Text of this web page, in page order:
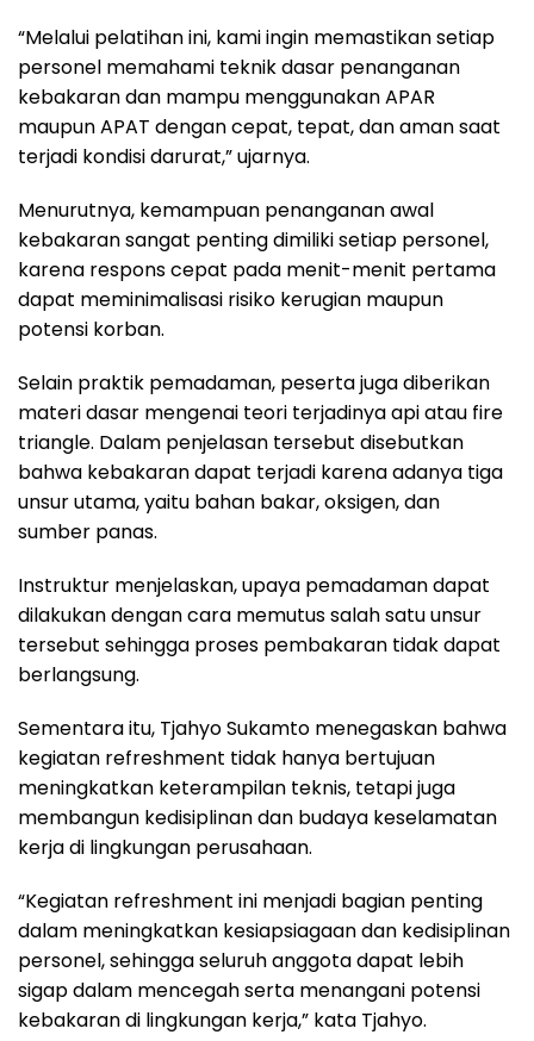
“Melalui pelatihan ini, kami ingin memastikan setiap
personel memahami teknik dasar penanganan
kebakaran dan mampu menggunakan APAR
maupun APAT dengan cepat, tepat, dan aman saat
terjadi kondisi darurat,” ujarnya.
Menurutnya, kemampuan penanganan awal
kebakaran sangat penting dimiliki setiap personel,
karena respons cepat pada menit-menit pertama
dapat meminimalisasi risiko kerugian maupun
potensi korban.
Selain praktik pemadaman, peserta juga diberikan
materi dasar mengenai teori terjadinya api atau fire
triangle. Dalam penjelasan tersebut disebutkan
bahwa kebakaran dapat terjadi karena adanya tiga
unsur utama, yaitu bahan bakar, oksigen, dan
sumber panas.
Instruktur menjelaskan, upaya pemadaman dapat
dilakukan dengan cara memutus salah satu unsur
tersebut sehingga proses pembakaran tidak dapat
berlangsung.
Sementara itu, Tjahyo Sukamto menegaskan bahwa
kegiatan refreshment tidak hanya bertujuan
meningkatkan keterampilan teknis, tetapi juga
membangun kedisiplinan dan budaya keselamatan
kerja di lingkungan perusahaan.
“Kegiatan refreshment ini menjadi bagian penting
dalam meningkatkan kesiapsiagaan dan kedisiplinan
personel, sehingga seluruh anggota dapat lebih
sigap dalam mencegah serta menangani potensi
kebakaran di lingkungan kerja,” kata Tjahyo.